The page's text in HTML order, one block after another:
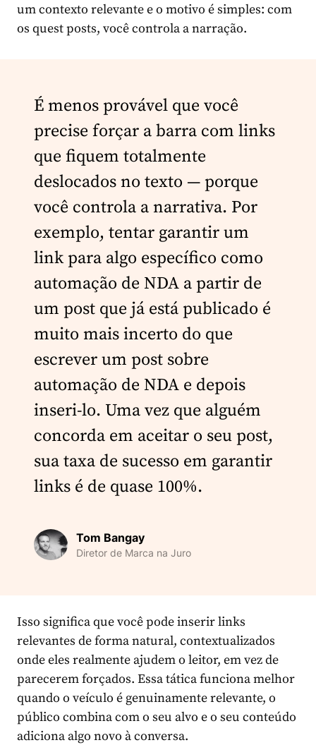
um contexto relevante e o motivo é simples: com
os quest posts, você controla a narração.
É menos provável que você
precise forçar a barra com links
que fiquem totalmente
deslocados no texto — porque
você controla a narrativa. Por
exemplo, tentar garantir um
link para algo específico como
automação de NDA a partir de
um post que já está publicado é
muito mais incerto do que
escrever um post sobre
automação de NDA e depois
inseri-lo. Uma vez que alguém
concorda em aceitar o seu post,
sua taxa de sucesso em garantir
links é de quase 100%.
Tom Bangay
Diretor de Marca na Juro
Isso significa que você pode inserir links
relevantes de forma natural, contextualizados
onde eles realmente ajudem o leitor, em vez de
parecerem forçados. Essa tática funciona melhor
quando o veículo é genuinamente relevante, o
público combina com o seu alvo e o seu conteúdo
adiciona algo novo à conversa.